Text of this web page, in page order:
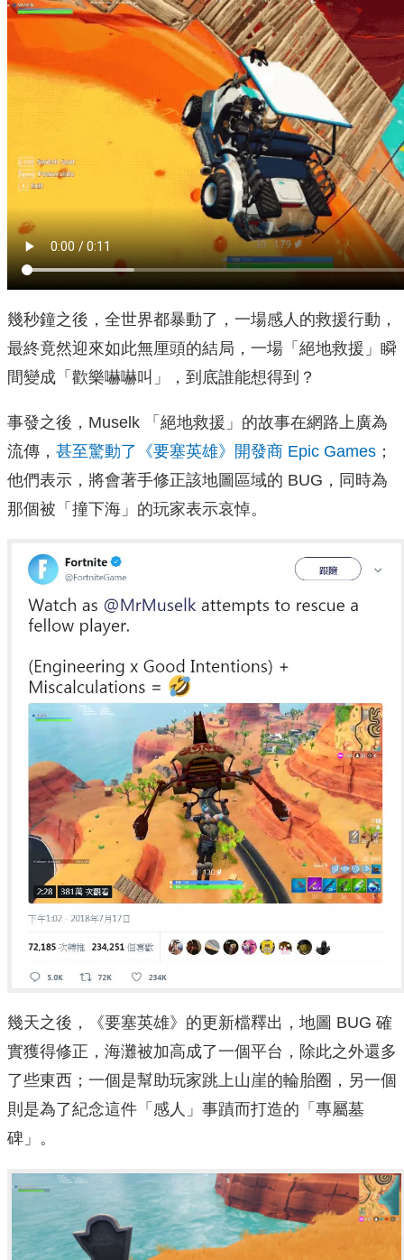
幾秒鐘之後，全世界都暴動了，一場感人的救援行動，
最終竟然迎來如此無厘頭的結局，一場「絕地救援」瞬
間變成「歡樂嚇嚇叫」，到底誰能想得到？
事發之後，Muselk 「絕地救援」的故事在網路上廣為
流傳， 甚至驚動了《要塞英雄》開發商 Epic Games ；
他們表示，將會著手修正該地圖區域的 BUG，同時為
那個被「撞下海」的玩家表示哀悼。
幾天之後，《要塞英雄》的更新檔釋出，地圖 BUG 確
實獲得修正，海灘被加高成了一個平台，除此之外還多
了些東西；一個是幫助玩家跳上山崖的輪胎圈，另一個
則是為了紀念這件「感人」事蹟而打造的「專屬墓
碑」。